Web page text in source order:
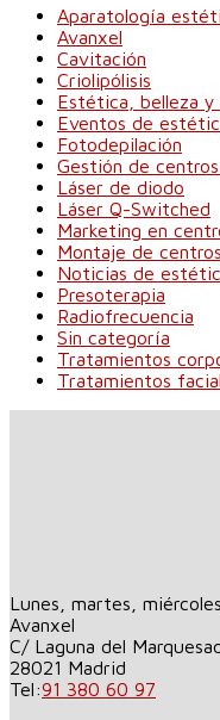
Aparatología
Avanxel
Cavitación
Criolipólisis
Estética, belleza y
Eventos de
Fotodepilación
Gestión de
Láser de diodo
Láser Q-Switched
Marketing en
Montaje de
Noticias de
Presoterapia
Radiofrecuencia
Sin categoría
Tratamientos
Tratamientos
Lunes, martes,
Avanxel
C/ Laguna del
28021 Madrid
Tel:91 380 60 97